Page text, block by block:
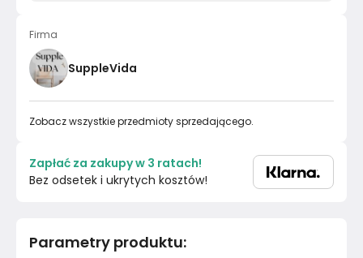
Parametry produktu:
Firma
SuppleVida
Zobacz wszystkie przedmioty sprzedającego.
Zapłać za zakupy w 3 ratach!
Bez odsetek i ukrytych kosztów!